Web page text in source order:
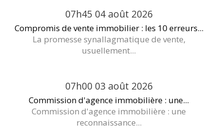
07h45 04 août 2026
Compromis de vente immobilier : les 10 erreurs...
La promesse synallagmatique de vente,
usuellement...
07h00 03 août 2026
Commission d'agence immobilière : une...
Commission d'agence immobilière : une
reconnaissance...